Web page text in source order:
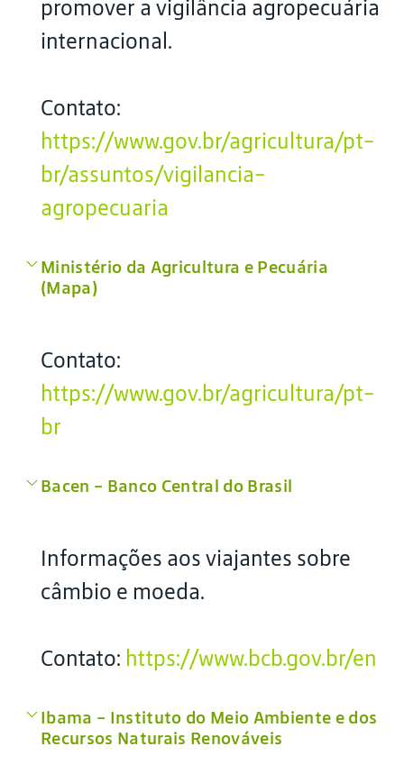
promover a vigilância agropecuária
internacional.
Contato:
https://www.gov.br/agricultura/pt-
br/assuntos/vigilancia-
agropecuaria
Ministério da Agricultura e Pecuária
(Mapa)
Contato:
https://www.gov.br/agricultura/pt-
br
Bacen – Banco Central do Brasil
Informações aos viajantes sobre
câmbio e moeda.
Contato: https://www.bcb.gov.br/en
Ibama – Instituto do Meio Ambiente e dos
Recursos Naturais Renováveis